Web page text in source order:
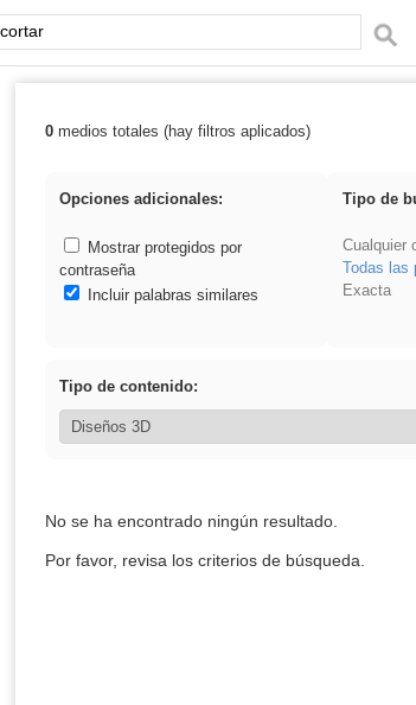
Palabra o frase:
Resultados de: cortar
0medios totales (hay filtros aplicados)
Opciones adicionales:
Mostrar protegidos por
contraseña
Incluir palabras similares
Tipo de
Cualquier
Todas las
Exacta
Tipo de contenido:
No se ha encontrado ningún resultado.
Por favor, revisa los criterios de búsqueda.